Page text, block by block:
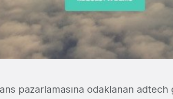
pazarlamasına odaklanan adtech